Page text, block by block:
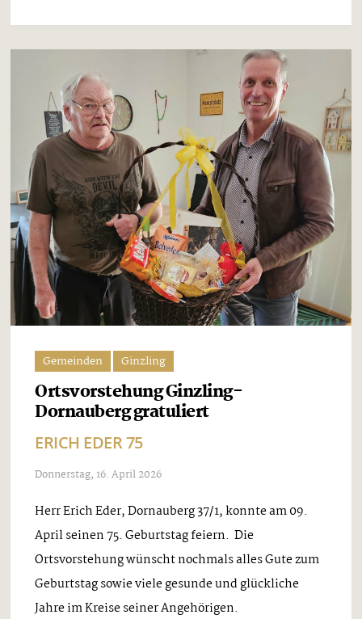
Gemeinden Ginzling
Ortsvorstehung Ginzling-
Dornauberg gratuliert
ERICH EDER 75
Donnerstag, 16. April 2026
Herr Erich Eder, Dornauberg 37/1, konnte am 09.
April seinen 75. Geburtstag feiern. Die
Ortsvorstehung wünscht nochmals alles Gute zum
Geburtstag sowie viele gesunde und glückliche
Jahre im Kreise seiner Angehörigen.